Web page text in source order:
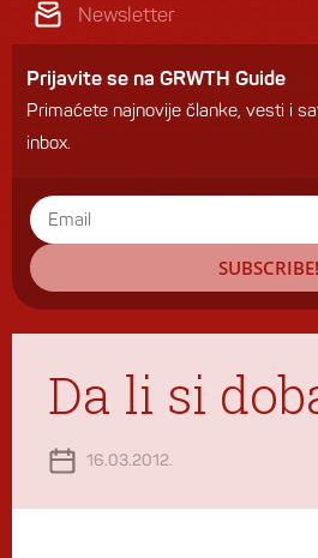
Newsletter
Prijavite se na GRWTH Guide
Primaćete najnovije članke, vesti i
inbox.
SUBSCRIBE!
Da li si
16.03.2012.